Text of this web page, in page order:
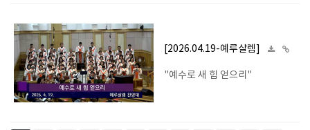
[2026.04.19-예루살렘]
"예수로 새 힘 얻으리"